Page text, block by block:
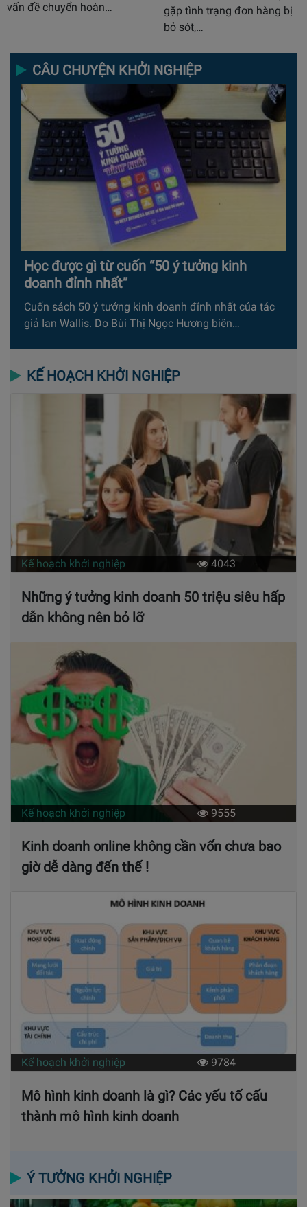
vấn đề chuyển hoàn…
gặp tình trạng đơn hàng bị
bỏ sót,…
CÂU CHUYỆN KHỞI NGHIỆP
Học được gì từ cuốn “50 ý tưởng kinh
doanh đỉnh nhất”
Cuốn sách 50 ý tưởng kinh doanh đỉnh nhất của tác
giả Ian Wallis. Do Bùi Thị Ngọc Hương biên…
KẾ HOẠCH KHỞI NGHIỆP
Kế hoạch khởi nghiệp 4043
Những ý tưởng kinh doanh 50 triệu siêu hấp
dẫn không nên bỏ lỡ
Kế hoạch khởi nghiệp 9555
Kinh doanh online không cần vốn chưa bao
giờ dễ dàng đến thế !
Kế hoạch khởi nghiệp 9784
Mô hình kinh doanh là gì? Các yếu tố cấu
thành mô hình kinh doanh
Ý TƯỞNG KHỞI NGHIỆP